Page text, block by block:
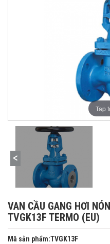
Tap
VAN CẦU GANG HƠI
TVGK13F TERMO (EU)
Mã sản phẩm:TVGK13F